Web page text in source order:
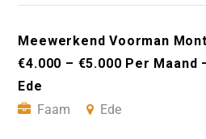
Meewerkend Voorman
€4.000 – €5.000 Per Maand
Ede
Faam
Ede